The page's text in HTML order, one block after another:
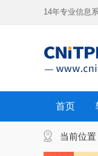
14年专业信息
首页
当前位置